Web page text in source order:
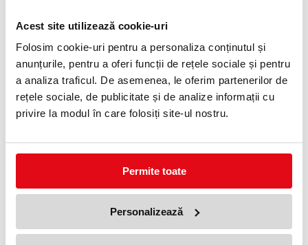
Acest site utilizează cookie-uri
Folosim cookie-uri pentru a personaliza conținutul și
anunțurile, pentru a oferi funcții de rețele sociale și pentru
a analiza traficul. De asemenea, le oferim partenerilor de
rețele sociale, de publicitate și de analize informații cu
privire la modul în care folosiți site-ul nostru.
Permite toate
Personalizează
39,99 lei
Anunta-ma cand revine in stoc
39,99 lei
Anunta-ma cand revine in stoc
Set pix si roller in cutie asortata
Set pix si roller in cutie asortata
Anunta-ma cand revine in stoc